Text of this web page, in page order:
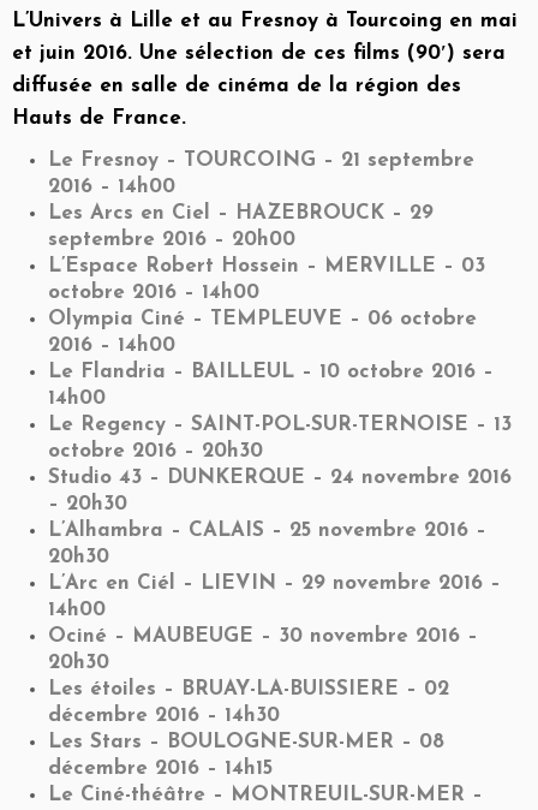
L’Univers à Lille et au Fresnoy à Tourcoing en mai
et juin 2016. Une sélection de ces films (90′) sera
diffusée en salle de cinéma de la région des
Hauts de France.
Le Fresnoy – TOURCOING – 21 septembre
2016 – 14h00
Les Arcs en Ciel – HAZEBROUCK – 29
septembre 2016 – 20h00
L’Espace Robert Hossein – MERVILLE – 03
octobre 2016 – 14h00
Olympia Ciné – TEMPLEUVE – 06 octobre
2016 – 14h00
Le Flandria – BAILLEUL – 10 octobre 2016 –
14h00
Le Regency – SAINT-POL-SUR-TERNOISE – 13
octobre 2016 – 20h30
Studio 43 – DUNKERQUE – 24 novembre 2016
– 20h30
L’Alhambra – CALAIS – 25 novembre 2016 –
20h30
L’Arc en Ciél – LIEVIN – 29 novembre 2016 –
14h00
Ociné – MAUBEUGE – 30 novembre 2016 –
20h30
Les étoiles – BRUAY-LA-BUISSIERE – 02
décembre 2016 – 14h30
Les Stars – BOULOGNE-SUR-MER – 08
décembre 2016 – 14h15
Le Ciné-théâtre – MONTREUIL-SUR-MER –